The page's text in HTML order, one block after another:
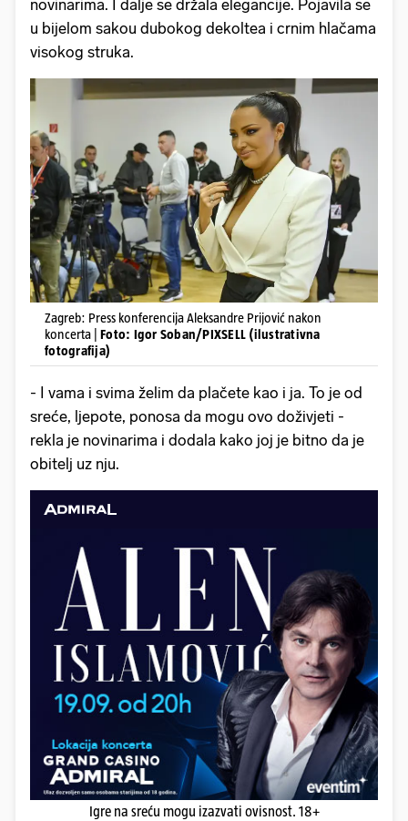
novinarima. I dalje se držala elegancije. Pojavila se
u bijelom sakou dubokog dekoltea i crnim hlačama
visokog struka.
Zagreb: Press konferencija Aleksandre Prijović nakon
koncerta | Foto: Igor Soban/PIXSELL (ilustrativna
fotografija)
- I vama i svima želim da plačete kao i ja. To je od
sreće, ljepote, ponosa da mogu ovo doživjeti -
rekla je novinarima i dodala kako joj je bitno da je
obitelj uz nju.
Igre na sreću mogu izazvati ovisnost. 18+